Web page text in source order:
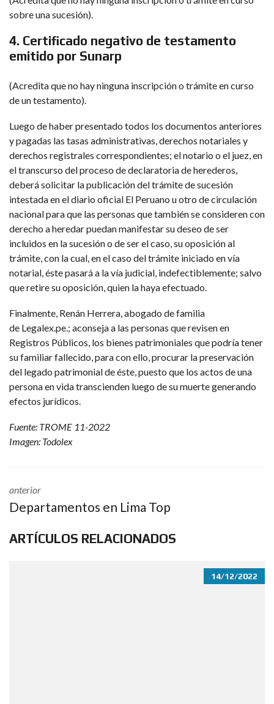
sobre una sucesión).
4. Certificado negativo de testamento
emitido por Sunarp
(Acredita que no hay ninguna inscripción o trámite en curso
de un testamento).
Luego de haber presentado todos los documentos anteriores
y pagadas las tasas administrativas, derechos notariales y
derechos registrales correspondientes; el notario o el juez, en
el transcurso del proceso de declaratoria de herederos,
deberá solicitar la publicación del trámite de sucesión
intestada en el diario oficial El Peruano u otro de circulación
nacional para que las personas que también se consideren con
derecho a heredar puedan manifestar su deseo de ser
incluidos en la sucesión o de ser el caso, su oposición al
trámite, con la cual, en el caso del trámite iniciado en vía
notarial, éste pasará a la vía judicial, indefectiblemente; salvo
que retire su oposición, quien la haya efectuado.
Finalmente, Renán Herrera, abogado de familia
de Legalex.pe.; aconseja a las personas que revisen en
Registros Públicos, los bienes patrimoniales que podría tener
su familiar fallecido, para con ello, procurar la preservación
del legado patrimonial de éste, puesto que los actos de una
persona en vida transcienden luego de su muerte generando
efectos jurídicos.
Fuente: TROME 11-2022
Imagen: Todolex
anterior
Departamentos en Lima Top
ARTÍCULOS RELACIONADOS
14/12/2022